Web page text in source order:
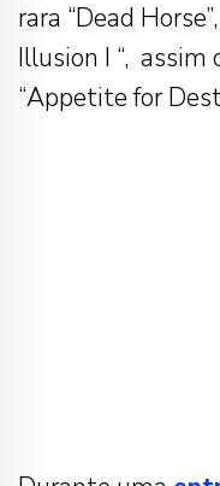
rara “Dead
Illusion I “, assim
“Appetite for